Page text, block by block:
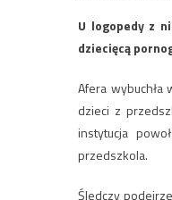
U logopedy z
dziecięcą
Afera wybuchła
dzieci z
instytucja
przedszkola.
Śledczy